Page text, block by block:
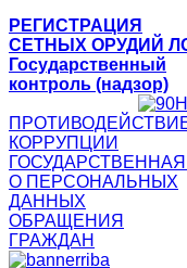
РЕГИСТРАЦИЯ
СЕТНЫХ ОРУДИЙ
Государственный
контроль (надзор)
КОРРУПЦИИ
О ПЕРСОНАЛЬНЫХ
ДАННЫХ
ОБРАЩЕНИЯ
ГРАЖДАН